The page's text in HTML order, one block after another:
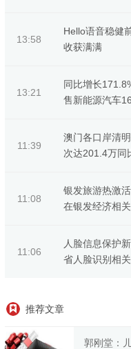
13:58
Hello语音稳健
收获满满
13:21
同比增长
售新能源汽车
11:39
澳门各口岸清
次达201.4万同
11:08
银发旅游热激
在银发经济相
11:06
人脸信息保护
省人脸识别相
推荐文章
郭刚堂：